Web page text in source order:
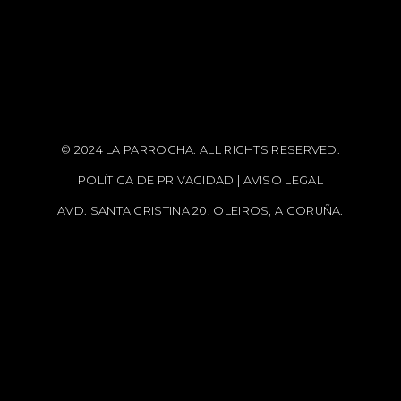
© 2024 LA PARROCHA. ALL RIGHTS RESERVED.
POLÍTICA DE PRIVACIDAD AVISO LEGAL
AVD. SANTA CRISTINA 20. OLEIROS, A CORUÑA.